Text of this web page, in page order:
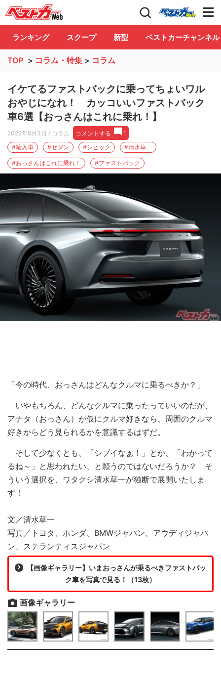
自動車情報誌「ベストカー」 Club
ランキング スクープ 新型 ベストカーチャンネル
TOP > コラム・特集 > コラム
イケてるファストバックに乗ってちょいワル
おやじになれ！ カッコいいファストバック
車6選【おっさんはこれに乗れ！】
2022年8月3日 / コラム コメントする
1
#輸入車
#セダン #シビック #清水草一
#おっさんはこれに乗れ！ #ファストバック
「今の時代、おっさんはどんなクルマに乗るべきか？」
いやもちろん、どんなクルマに乗ったっていいのだが、
アナタ（おっさん）が仮にクルマ好きなら、周囲のクルマ
好きからどう見られるかを意識するはずだ。
そして少なくとも、「シブイなぁ！」とか、「わかって
るね～」と思われたい、と願うのではないだろうか？ そ
ういう選択を、ワタクシ清水草一が独断で展開いたしま
す！
文／清水草一
写真／トヨタ、ホンダ、BMWジャパン、アウディジャパ
ン、ステランティスジャパン
【画像ギャラリー】いまおっさんが乗るべきファストバッ
ク車を写真で見る！（13枚）
画像ギャラリー